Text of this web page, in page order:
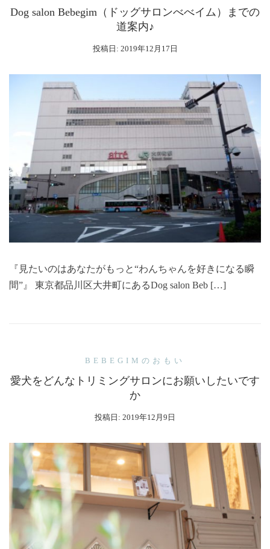
Dog salon Bebegim（ドッグサロンべべイム）までの
道案内♪
投稿日: 2019年12月17日
『見たいのはあなたがもっと“わんちゃんを好きになる瞬
間”』 東京都品川区大井町にあるDog salon Beb […]
BEBEGIMのおもい
愛犬をどんなトリミングサロンにお願いしたいです
か
投稿日: 2019年12月9日